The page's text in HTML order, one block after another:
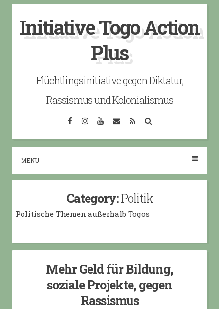
content
Initiative Togo Action
Plus
Flüchtlingsinitiative gegen Diktatur,
Rassismus und Kolonialismus
FacebookInstagramYouTube
EmailRSS
MENÜ
Category:Politik
Politische Themen außerhalb Togos
Mehr Geld für Bildung,
soziale Projekte, gegen
Rassismus